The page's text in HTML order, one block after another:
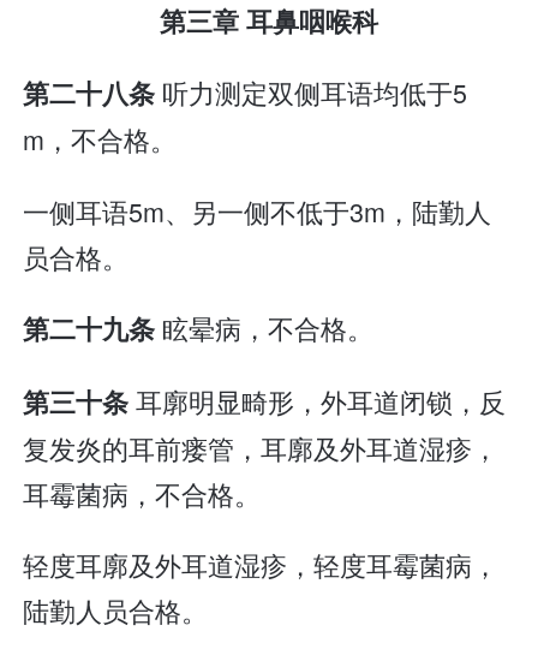
第三章 耳鼻咽喉科
第二十八条 听力测定双侧耳语均低于5
m，不合格。
一侧耳语5m、另一侧不低于3m，陆勤人
员合格。
第二十九条 眩晕病，不合格。
第三十条耳廓明显畸形，外耳道闭锁，反
复发炎的耳前瘘管，耳廓及外耳道湿疹，
耳霉菌病，不合格。
轻度耳廓及外耳道湿疹，轻度耳霉菌病，
陆勤人员合格。